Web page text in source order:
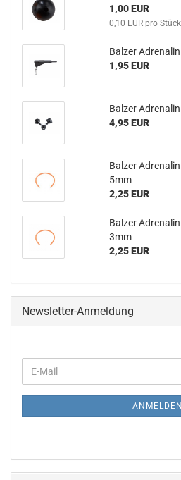
1,00 EUR
0,10 EUR pro Stück
Balzer
1,95 EUR
Balzer
4,95 EUR
Balzer
5mm
2,25 EUR
Balzer
3mm
2,25 EUR
Newsletter-Anmeldung
ZUR
E-
Mail
ANMELDEN